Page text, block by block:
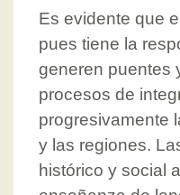
Es evidente que
pues tiene la
generen puentes
procesos de
progresivamente
y las regiones.
histórico y social